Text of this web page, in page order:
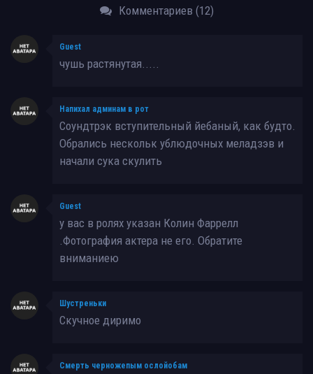
Комментариев (12)
Guest
чушь растянутая.....
Напихал админам в рот
Соундтрэк вступительный йебаный, как будто.
Обрались нескольк ублюдочных меладзэв и
начали сука скулить
Guest
у вас в ролях указан Колин Фаррелл
.Фотография актера не его. Обратите
вниманиею
Шустреньки
Скучное диримо
Смерть черножепым ослойобам